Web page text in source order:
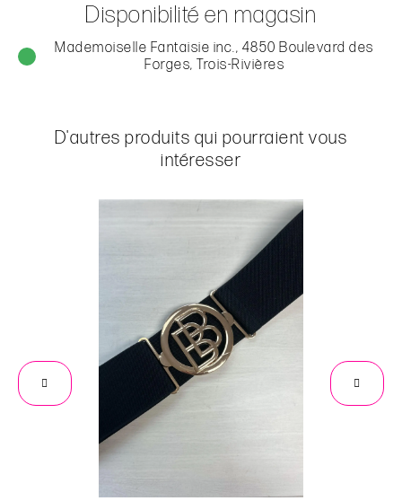
Disponibilité en magasin
Mademoiselle Fantaisie inc., 4850 Boulevard des
Forges, Trois-Rivières
D'autres produits qui pourraient vous
intéresser